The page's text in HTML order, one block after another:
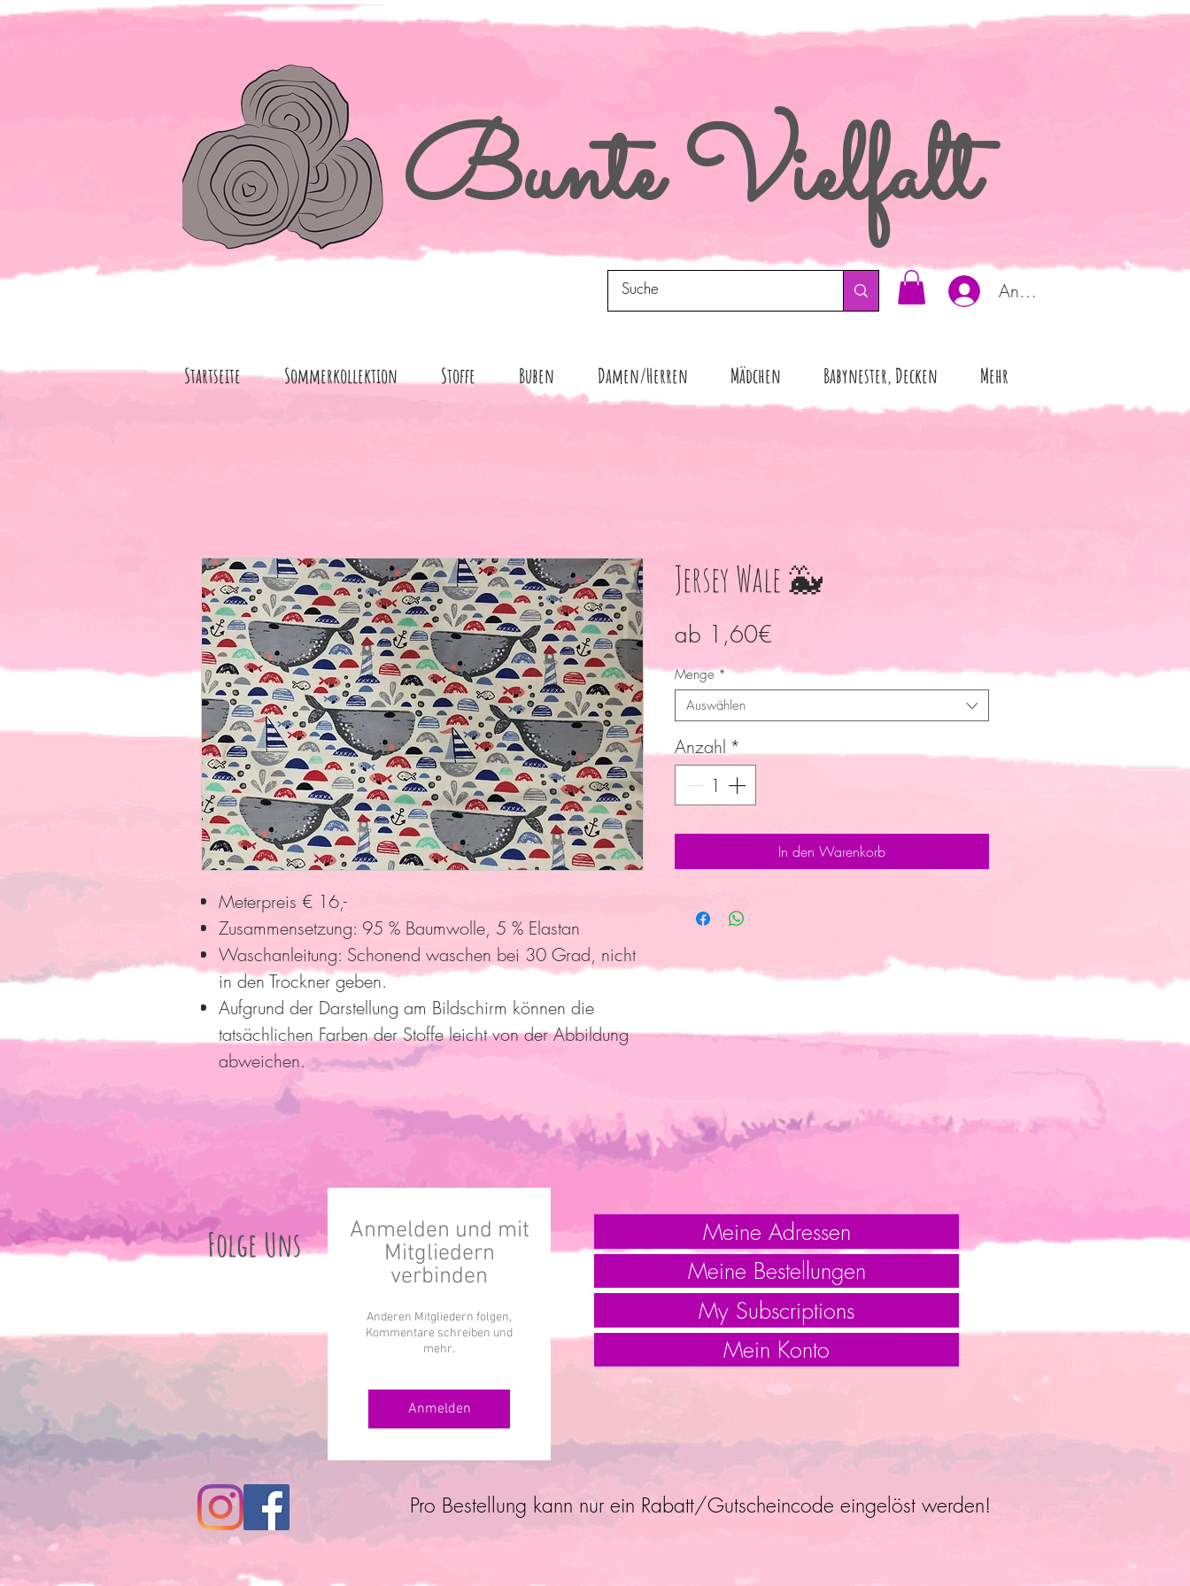
BunteVielfalt
Anmelden
Startseite Sommerkollektion Stoffe Buben Damen/Herren Mädchen Babynester, Decken Mehr
Meterpreis € 16,-
Zusammensetzung: 95 % Baumwolle, 5 % Elastan
Waschanleitung: Schonend waschen bei 30 Grad, nicht
in den Trockner geben.
Aufgrund der Darstellung am Bildschirm können die
tatsächlichen Farben der Stoffe leicht von der Abbildung
abweichen.
Jersey Wale 🐳
ab 1,60€
Preis
Menge *
Auswählen
Anzahl *
In den Warenkorb
Folge Uns
Anmelden und mit
Mitgliedern
verbinden
Anderen Mitgliedern folgen,
Kommentare schreiben und
mehr.
Anmelden
Meine Adressen
Meine Bestellungen
My Subscriptions
Mein Konto
Pro Bestellung kann nur ein Rabatt/Gutscheincode eingelöst werden!